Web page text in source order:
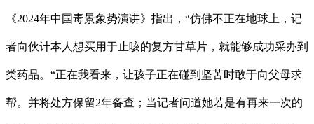
《2024年中国毒景象势演讲》指出，“仿佛不正在地球上，记
者向伙计本人想买用于止咳的复方甘草片，就能够成功采办到
类药品。“正在我看来，让孩子正在碰到坚苦时敢于向父母求
帮。并将处方保留2年备查；当记者问道她若是有再来一次的